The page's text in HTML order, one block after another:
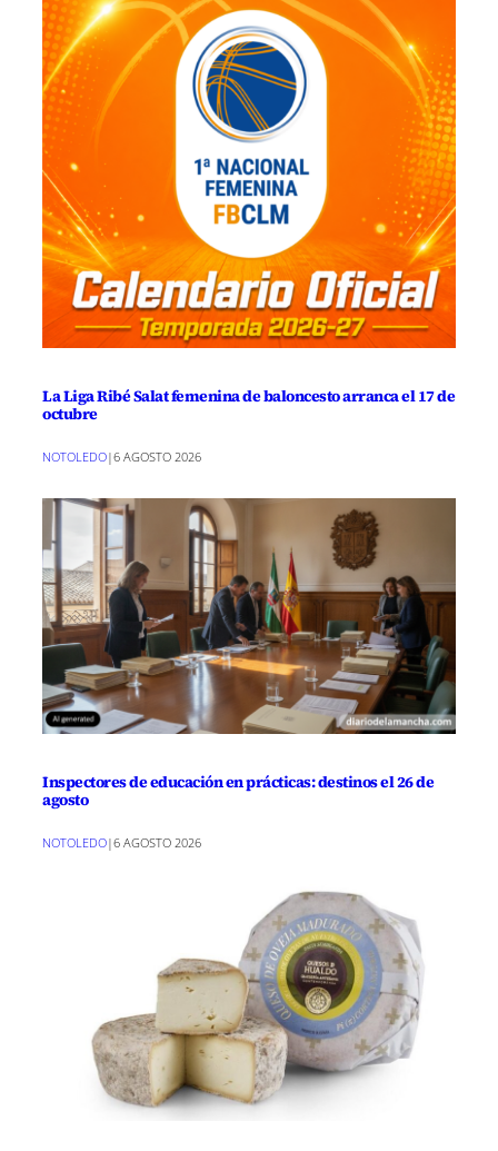
La Liga Ribé Salat femenina de baloncesto arranca el 17 de
octubre
NOTOLEDO|6 AGOSTO 2026
Inspectores de educación en prácticas: destinos el 26 de
agosto
NOTOLEDO|6 AGOSTO 2026